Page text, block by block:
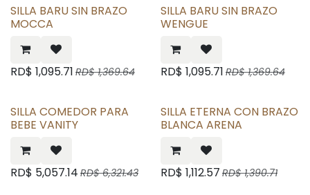
SILLA BARU SIN BRAZO
MOCCA
RD$ 1,095.71 RD$1,369.64
SILLA BARU SIN BRAZO
WENGUE
RD$ 1,095.71 RD$1,369.64
SILLA COMEDOR PARA
BEBE VANITY
RD$ 5,057.14 RD$6,321.43
SILLA ETERNA CON BRAZO
BLANCA ARENA
RD$ 1,112.57 RD$1,390.71